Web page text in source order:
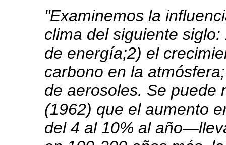
"Examinemos la
clima del siguiente
de energía;2) el
carbono en la
de aerosoles. Se puede
(1962) que el aumento
del 4 al 10% al